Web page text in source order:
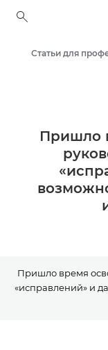
Примеры
Пришло
Пришло время
«исправлений» и